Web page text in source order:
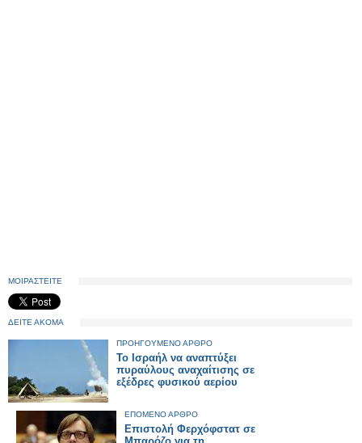
ΜΟΙΡΑΣΤΕΙΤΕ
ΔΕΙΤΕ ΑΚΟΜΑ
ΠΡΟΗΓΟΥΜΕΝΟ ΑΡΘΡΟ
Το Ισραήλ να αναπτύξει
πυραύλους αναχαίτισης σε
εξέδρες φυσικού αερίου
ΕΠΟΜΕΝΟ ΑΡΘΡΟ
Επιστολή Φερχόφστατ σε